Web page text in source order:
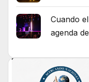
Cuando
agenda